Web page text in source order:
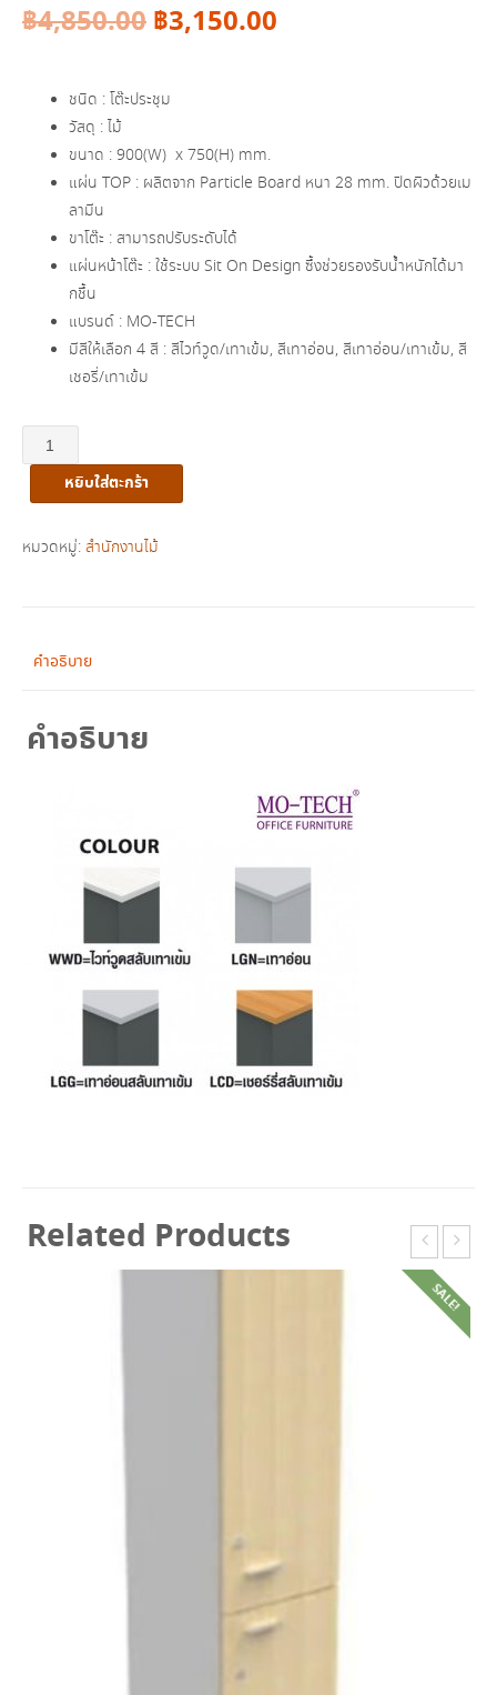
฿4,850.00Original
was:
฿4,850.00.
฿3,150.00
฿3,150.00.
ชนิด : โต๊ะประชุม
วัสดุ : ไม้
ขนาด : 900(W) x 750(H) mm.
แผ่น TOP : ผลิตจาก Particle Board หนา 28 mm. ปิดผิวด้วยเม
ลามีน
ขาโต๊ะ : สามารถปรับระดับได้
แผ่นหน้าโต๊ะ : ใช้ระบบ Sit On Design ซึ้งช่วยรองรับน้ำหนักได้มา
กชึ้น
แบรนด์ : MO-TECH
มีสีให้เลือก 4 สี : สีไวท์วูด/เทาเข้ม, สีเทาอ่อน, สีเทาอ่อน/เทาเข้ม, สี
เชอรี่/เทาเข้ม
จำนวน
โต๊ะ
รุ่น
หยิบใส่ตะกร้า
หมวดหมู่: สำนักงานไม้
คำอธิบาย
คำอธิบาย
Related Products
SALE!